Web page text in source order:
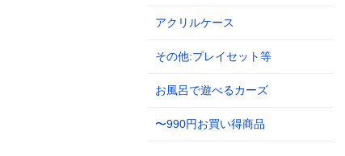
アクリルケース
その他:プレイセット等
お風呂で遊べるカーズ
〜990円お買い得商品